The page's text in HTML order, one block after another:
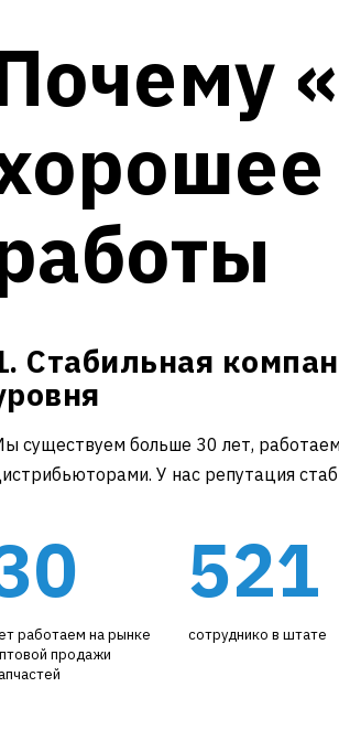
Стабильная
существуем больше 30 лет,
У нас репутация
работаем на рынке
продажи
521
сотруднико в штате